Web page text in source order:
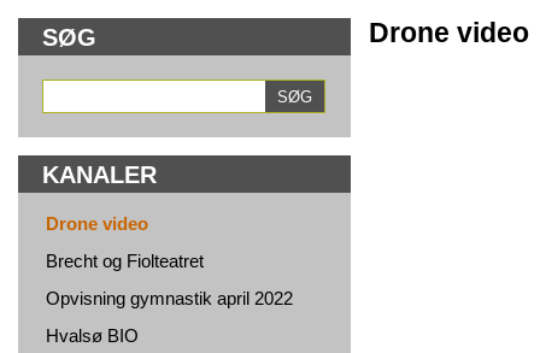
SØG
KANALER
Drone video
Brecht og Fiolteatret
Opvisning gymnastik april 2022
Hvalsø BIO
Drone video